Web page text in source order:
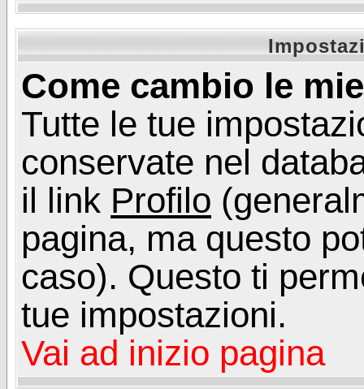
Come cambio le
Tutte le tue
conservate nel
il link Profilo
pagina, ma questo
caso). Questo ti
tue impostazioni.
Vai ad inizio pagina